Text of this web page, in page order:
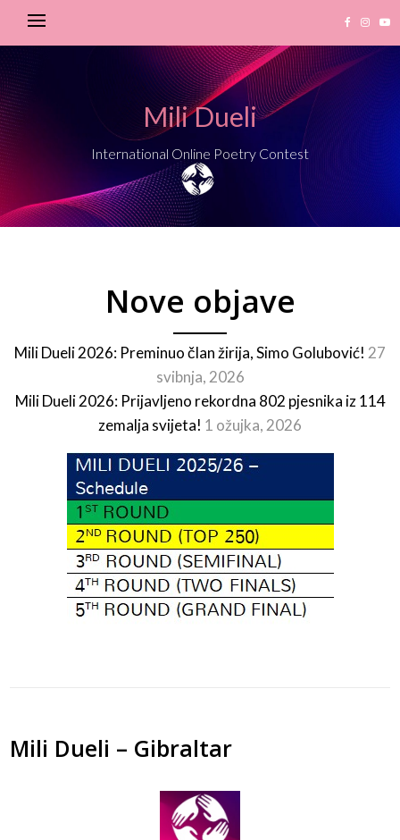
Mili Dueli
International Online Poetry Contest
Nove objave
Mili Dueli 2026: Preminuo član žirija, Simo Golubović! 27
svibnja, 2026
Mili Dueli 2026: Prijavljeno rekordna 802 pjesnika iz 114
zemalja svijeta! 1 ožujka, 2026
Mili Dueli – Gibraltar